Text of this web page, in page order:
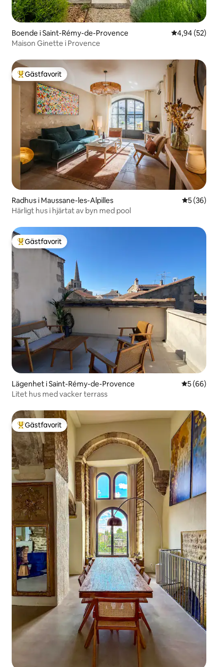
Boende i Saint-Rémy-de-Provence 4,94 av 5 i
4,94 (52)
Maison Ginette i Provence
Populär gästfavorit
Gästfavorit
Radhus i Maussane-les-Alpilles 5 av 5 i
5 (36)
Härligt hus i hjärtat av byn med pool
Populär gästfavorit
Gästfavorit
Lägenhet i Saint-Rémy-de-Provence 5 av 5 i
5 (66)
Litet hus med vacker terrass
Populär gästfavorit
Gästfavorit